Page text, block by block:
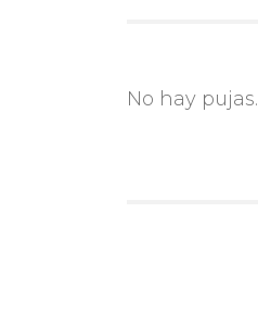
No hay pujas.